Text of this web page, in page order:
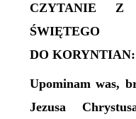
CZYTANIE Z
ŚWIĘTEGO
DO KORYNTIAN:
Upominam was,
Jezusa